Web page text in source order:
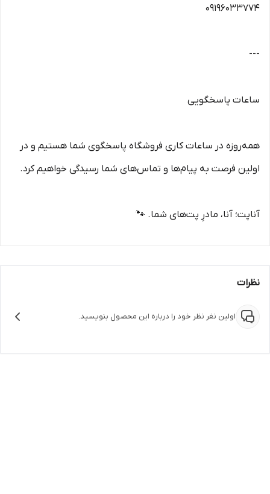
09196033774
---
ساعات پاسخگویی
همه‌روزه در ساعات کاری فروشگاه پاسخگوی شما هستیم و در
اولین فرصت به پیام‌ها و تماس‌های شما رسیدگی خواهیم کرد.
آناپت؛ آنا، مادرِ پت‌های شما. 🐾
نظرات
اولین نفر نظر خود را درباره این محصول بنویسید.